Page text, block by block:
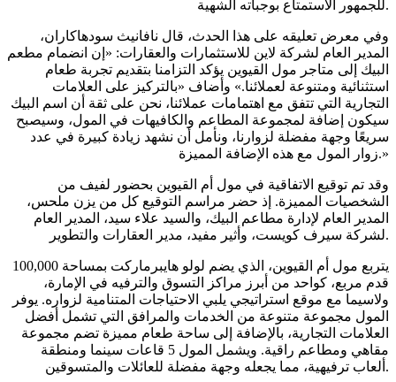
للجمهور الاستمتاع بوجباته الشهية.
وفي معرض تعليقه على هذا الحدث، قال نافانيث سودهاكاران،
المدير العام لشركة لاين للاستثمارات والعقارات: «إن انضمام مطعم
البيك إلى متاجر مول القيوين يؤكد التزامنا بتقديم تجربة طعام
استثنائية ومتنوعة لعملائنا.» وأضاف «بالتركيز على العلامات
التجارية التي تتفق مع اهتمامات عملائنا، نحن على ثقة أن اسم البيك
سيكون إضافة لمجموعة المطاعم والكافيهات في المول، وسيصبح
سريعًا وجهة مفضلة لزوارنا، ونأمل أن نشهد زيادة كبيرة في عدد
زوار المول مع هذه الإضافة المميزة.»
وقد تم توقيع الاتفاقية في مول أم القيوين بحضور لفيف من
الشخصيات المميزة. إذ حضر مراسم التوقيع كل من يزن ملحس،
المدير العام لإدارة مطاعم البيك، والسيد علاء سيد، المدير العام
لشركة سيرف كويست، وأثير مفيد، مدير العقارات والتطوير.
يتربع مول أم القيوين، الذي يضم لولو هايبرماركت بمساحة 100,000
قدم مربع، كواحد من أبرز مراكز التسوق والترفيه في الإمارة،
ولاسيما مع موقع استراتيجي يلبي الاحتياجات المتنامية لزواره. يوفر
المول مجموعة متنوعة من الخدمات والمرافق التي تشمل أفضل
العلامات التجارية، بالإضافة إلى ساحة طعام مميزة تضم مجموعة
مقاهي ومطاعم راقية. ويشمل المول 5 قاعات سينما ومنطقة
ألعاب ترفيهية، مما يجعله وجهة مفضلة للعائلات والمتسوقين.